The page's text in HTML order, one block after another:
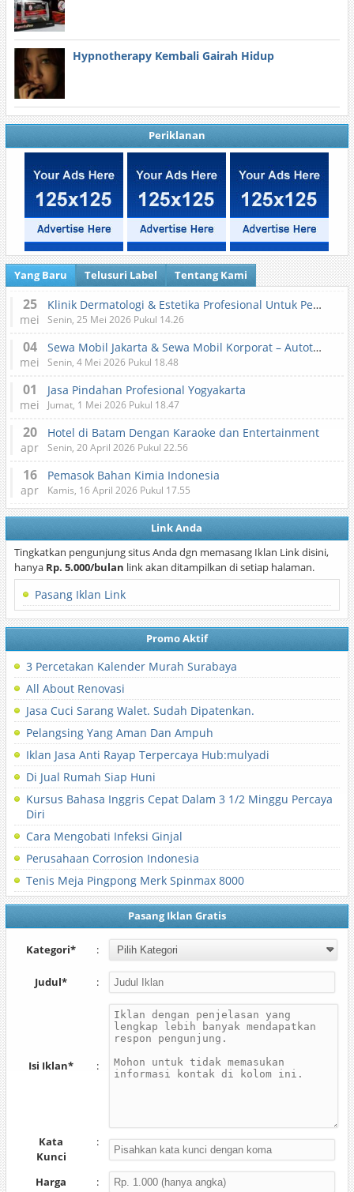
Hypnotherapy Kembali Gairah Hidup
Periklanan
Yang Baru Telusuri Label Tentang Kami
25
mei
Klinik Dermatologi & Estetika Profesional Untuk Perawatan Kulit dan Kecantikan
Senin, 25 Mei 2026 Pukul 14.26
04
mei
Sewa Mobil Jakarta & Sewa Mobil Korporat – Autotranz Indonesia
Senin, 4 Mei 2026 Pukul 18.48
01
mei
Jasa Pindahan Profesional Yogyakarta
Jumat, 1 Mei 2026 Pukul 18.47
20
apr
Hotel di Batam Dengan Karaoke dan Entertainment
Senin, 20 April 2026 Pukul 22.56
16
apr
Pemasok Bahan Kimia Indonesia
Kamis, 16 April 2026 Pukul 17.55
Link Anda
Tingkatkan pengunjung situs Anda dgn memasang Iklan Link disini,
hanya Rp. 5.000/bulan link akan ditampilkan di setiap halaman.
Pasang Iklan Link
Promo Aktif
3 Percetakan Kalender Murah Surabaya
All About Renovasi
Jasa Cuci Sarang Walet. Sudah Dipatenkan.
Pelangsing Yang Aman Dan Ampuh
Iklan Jasa Anti Rayap Terpercaya Hub:mulyadi
Di Jual Rumah Siap Huni
Kursus Bahasa Inggris Cepat Dalam 3 1/2 Minggu Percaya
Diri
Cara Mengobati Infeksi Ginjal
Perusahaan Corrosion Indonesia
Tenis Meja Pingpong Merk Spinmax 8000
Pasang Iklan Gratis
Kategori* :
Judul* :
Isi Iklan* :
Kata
Kunci
:
Harga :